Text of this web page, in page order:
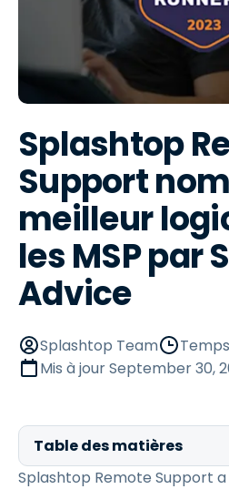
Splashtop
Support
meilleur
les MSP par
Advice
Splashtop Team
Mis à jourSeptember 30,
Table des matières
Splashtop Remote Support